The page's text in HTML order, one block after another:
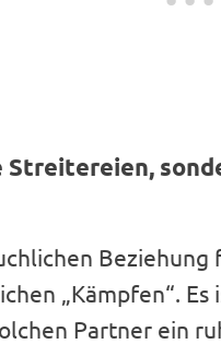
Streitereien,
„Kämpfen“.
Partner ein